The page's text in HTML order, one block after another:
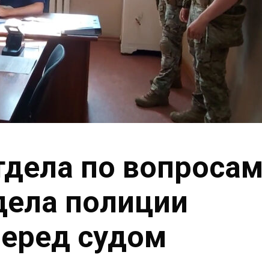
по вопросам
полиции
судом